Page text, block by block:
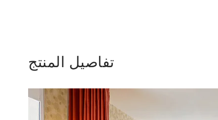
تفاصيل المنتج